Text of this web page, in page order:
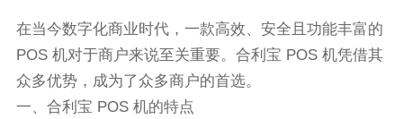
在当今数字化商业时代，一款高效、安全且功能丰富的
POS 机对于商户来说至关重要。合利宝 POS 机凭借其
众多优势，成为了众多商户的首选。
一、合利宝 POS 机的特点